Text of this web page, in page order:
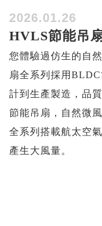
2026.01.26
HVLS節能吊
您體驗過仿生的自
扇全系列採用
計到生產製造，品
節能吊扇，自然微
全系列搭載航太空
產生大風量。